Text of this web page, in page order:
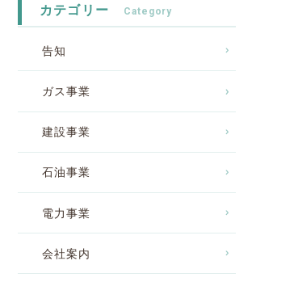
カテゴリー
告知
ガス事業
建設事業
石油事業
電力事業
会社案内